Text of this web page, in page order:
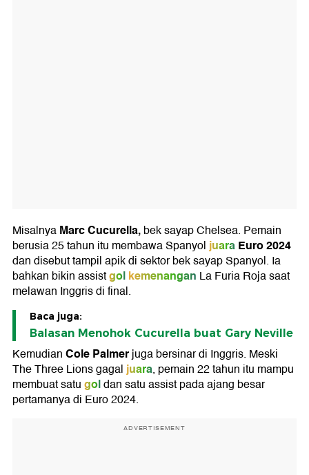
MisalnyaMarc Cucurella,bek sayap Chelsea. Pemain
berusia 25 tahun itu membawa SpanyoljuaraEuro 2024
dan disebut tampil apik di sektor bek sayap Spanyol. Ia
bahkan bikin assistgolkemenangan La Furia Roja saat
melawan Inggris di final.
Baca juga:
Balasan Menohok Cucurella buat Gary Neville
KemudianCole Palmerjuga bersinar di Inggris. Meski
The Three Lions gagaljuara, pemain 22 tahun itu mampu
membuat satugoldan satu assist pada ajang besar
pertamanya di Euro 2024.
ADVERTISEMENT